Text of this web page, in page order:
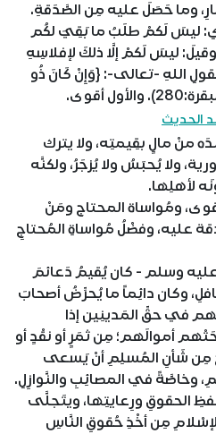
وما حَصَلَ عليه مِن الصَّدَقةِ.
ليسَ لَكمْ طلَبُ ما بَقِيَ لكُم
ليسَ لَكمْ إلَّا ذلكَ لإفلاسِهِ
اللهِ -تعالى-: {وَإِنْ كَانَ ذُو
أقوى.
الحديث
منْ مالٍ بقِيمتِه، ولا يترك
ولا يُحبَسُ ولا يُزجَرُ، ولكنَّه
لأهلِها.
ومُواساة المحتاج ومَنْ
عليه، وفضْلُ مُواساةِ المُحتاجِ
وسلم - كان يُقيمُ دَعائمَ
وكان دائِماً ما يُحرِّضُ أصحابَ
في حقِّ المَدينِين إذا
أموالَهم؛ مِن ثمَرٍ أو نقْدٍ أو
مِن شَأنِ المُسلِمِ أنْ يَسعى
وخاصَّةً في المصائِبِ والنَّوازِلِ.
الحقوقِ ورِعايتِها، ويتَجلَّى
مِن أخْذِ حُقوقِ النَّاسِ